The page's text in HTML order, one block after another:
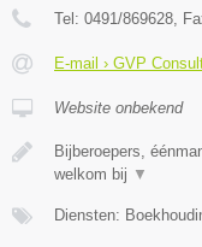
Tel: 0491/869628 ,
E-mail › GVP
Website onbekend
Bijberoepers,
welkom bij ▼
Diensten: